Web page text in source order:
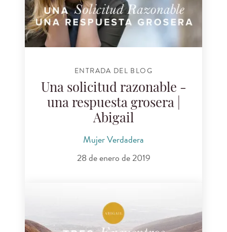
ENTRADA DEL BLOG
Una solicitud razonable -
una respuesta grosera |
Abigail
Mujer Verdadera
28 de enero de 2019